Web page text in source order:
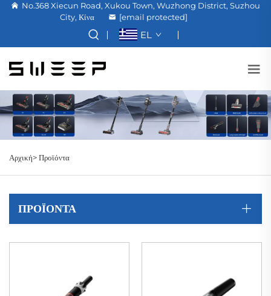
No.368 Xiecun Road, Xukou Town, Wuzhong District, Suzhou
City, Κίνα
[email protected]
EL
Αρχική>Προϊόντα
ΠΡΟΪΌΝΤΑ